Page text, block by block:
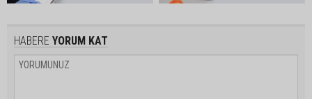
HABERE YORUM KAT